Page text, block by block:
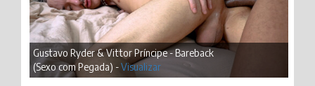
Gustavo Ryder & Vittor Príncipe - Bareback
(Sexo com Pegada) -Visualizar